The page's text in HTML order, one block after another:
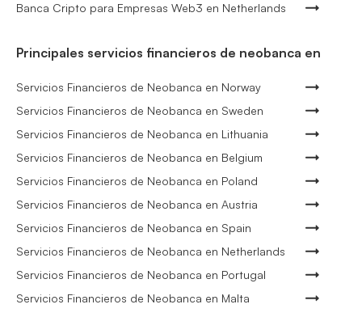
Banca Cripto para Empresas Web3 en Netherlands
Principales servicios financieros de neobanca en
Servicios Financieros de Neobanca en Norway
Servicios Financieros de Neobanca en Sweden
Servicios Financieros de Neobanca en Lithuania
Servicios Financieros de Neobanca en Belgium
Servicios Financieros de Neobanca en Poland
Servicios Financieros de Neobanca en Austria
Servicios Financieros de Neobanca en Spain
Servicios Financieros de Neobanca en Netherlands
Servicios Financieros de Neobanca en Portugal
Servicios Financieros de Neobanca en Malta